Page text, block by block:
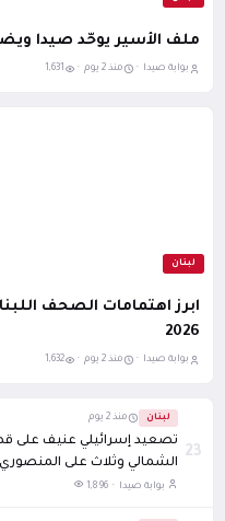
ملف الأسير يوحّد صيدا ويضع
بوابة صيدا · منذ 2 يوم · 1,631
لبنان
2026
بوابة صيدا · منذ 2 يوم · 1,632
23
لبنان منذ 2 يوم
تصعيد إسرائيلي عنيف على
الشمالي وثلاث على المنصوري و4
بوابة صيدا · 1,896